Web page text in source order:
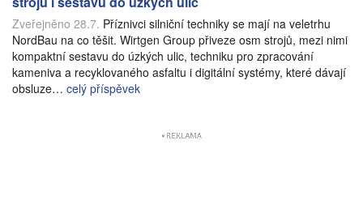
Zveřejněno 28.7. Příznivci silniční techniky se mají na veletrhu
NordBau na co těšit. Wirtgen Group přiveze osm strojů, mezi nimi
kompaktní sestavu do úzkých ulic, techniku pro zpracování
kameniva a recyklovaného asfaltu i digitální systémy, které dávají
obsluze… celý příspěvek